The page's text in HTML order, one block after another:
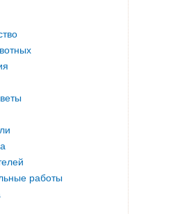
работы